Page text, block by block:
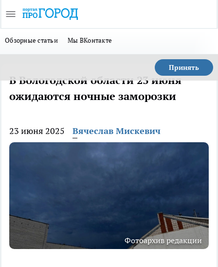
Обзорные статьи Мы ВКонтакте
Принять
В Вологодской области 23 июня
ожидаются ночные заморозки
23 июня 2025 Вячеслав Мискевич
Фотоархив редакции